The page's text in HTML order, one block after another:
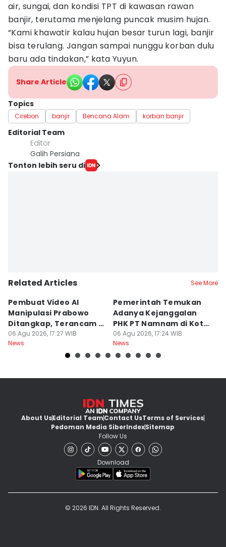
air, sungai, dan kondisi TPT di kawasan rawan
banjir, terutama menjelang puncak musim hujan.
“Kami khawatir kalau hujan besar turun lagi, banjir
bisa terulang. Jangan sampai nunggu korban dulu
baru ada tindakan,” kata Yuyun.
Share Article
Topics
Cirebon banjir Bencana Alam korban banjir
Editorial Team
Editor
Galih Persiana
Tonton lebih seru di
Related Articles See More
Pembuat Video AI
Manipulasi Prabowo
Ditangkap, Terancam 12
Tahun Bui
06 Agu 2026, 17:27 WIB
News
Pemerintah Temukan
Adanya Kejanggalan
PHK PT Namnam di Kota
Cimahi
06 Agu 2026, 17:24 WIB
News
About UsEditorial TeamContact UsTerms of Services
Pedoman Media SiberIndexSitemap
Follow Us
Download
© 2026 IDN. All Rights Reserved.